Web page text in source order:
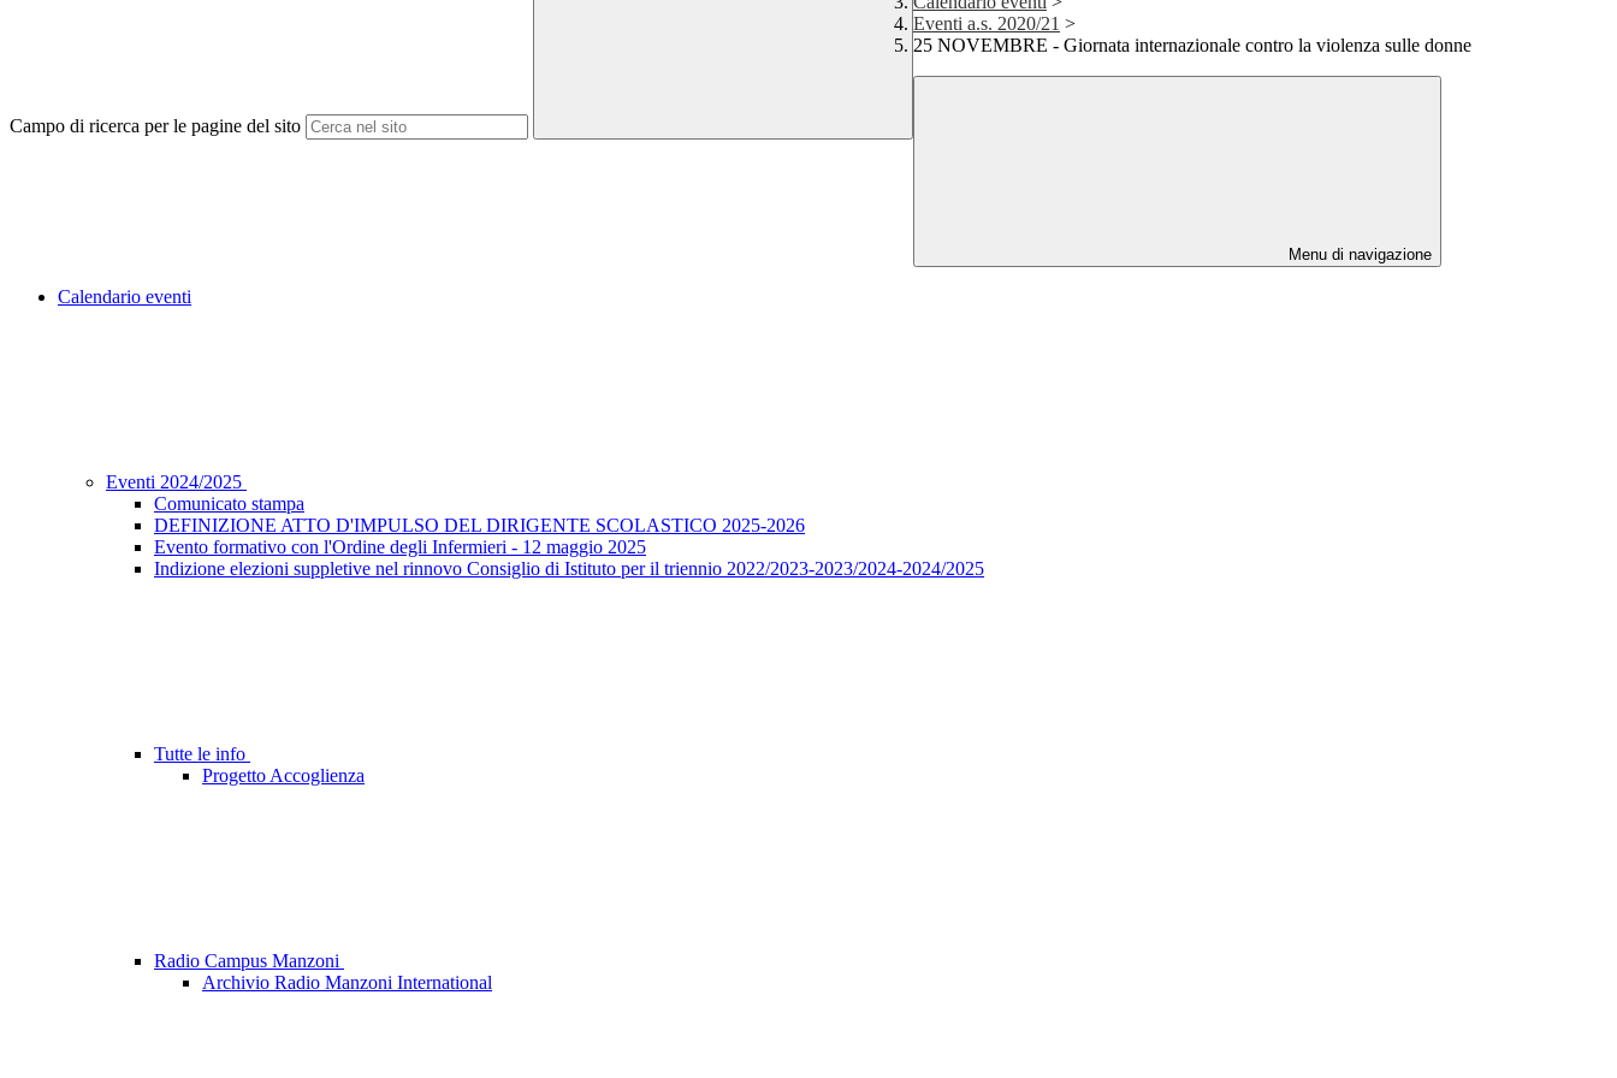
Campo di ricerca per le pagine del sito
Eventi a.s. 2020/21 >
25 NOVEMBRE - Giornata internazionale contro la violenza sulle donne
Menu di navigazione
Calendario eventi
Eventi 2024/2025
Comunicato stampa
DEFINIZIONE ATTO D'IMPULSO DEL DIRIGENTE SCOLASTICO 2025-2026
Evento formativo con l'Ordine degli Infermieri - 12 maggio 2025
Indizione elezioni suppletive nel rinnovo Consiglio di Istituto per il triennio 2022/2023-2023/2024-2024/2025
Tutte le info
Progetto Accoglienza
Radio Campus Manzoni
Archivio Radio Manzoni International